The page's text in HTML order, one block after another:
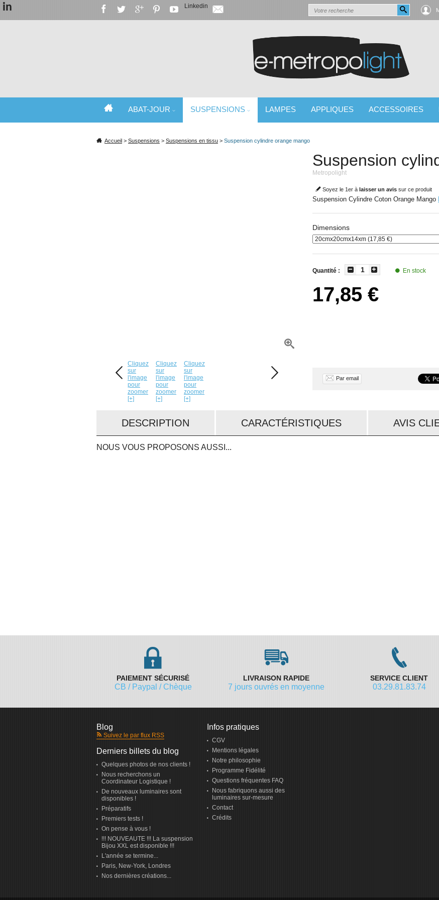
SPÉCIALISTE DE L'ABAT-JOUR ET DU LUMINAIRE
ABAT-JOUR SUSPENSIONS LAMPES APPLIQUES ACCESSOIRES
Accueil > Suspensions > Suspensions en tissu > Suspension cylindre orange mango
Suspension
Metropolight
Soyez le 1er à laisser un avis sur ce produit
Suspension Cylindre Coton Orange Mango
Dimensions
Quantité : En stock
17,85 €
Par email
Cliquez
sur
l'image
pour
zoomer
[+]
Cliquez
sur
l'image
pour
zoomer
[+]
Cliquez
sur
l'image
pour
zoomer
[+]
DESCRIPTION CARACTÉRISTIQUES AVIS
NOUS VOUS PROPOSONS AUSSI...
PAIEMENT SÉCURISÉ
CB / Paypal / Chèque
LIVRAISON RAPIDE
7 jours ouvrés en moyenne
SERVICE CLIENT
03.29.81.83.74
Blog
Suivez le par flux RSS
Derniers billets du blog
Quelques photos de nos clients !
Nous recherchons un
Coordinateur Logistique !
De nouveaux luminaires sont
disponibles !
Préparatifs
Premiers tests !
On pense à vous !
!!! NOUVEAUTE !!! La suspension
Bijou XXL est disponible !!!
L'année se termine...
Paris, New-York, Londres
Nos dernières créations...
Infos pratiques
CGV
Mentions légales
Notre philosophie
Programme Fidélité
Questions fréquentes FAQ
Nous fabriquons aussi des
luminaires sur-mesure
Contact
Crédits
in Linkedin